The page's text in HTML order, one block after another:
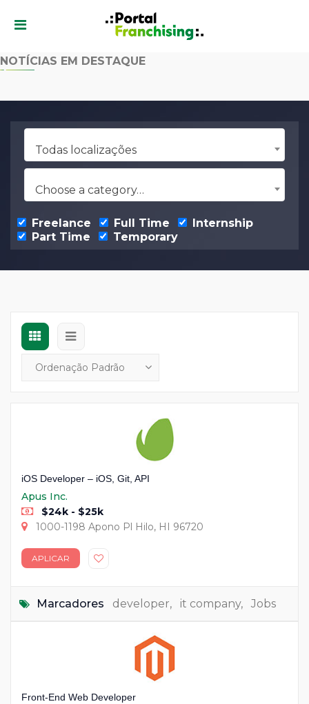
NOTÍCIAS EM DESTAQUE
Todas localizações
Choose a category…
Freelance Full Time
Internship
Part Time
Temporary
iOS Developer – iOS, Git, API
Apus Inc.
$24k - $25k
1000-1198 Apono Pl Hilo, HI 96720
APLICAR
Marcadores developer, it company, Jobs
Front-End Web Developer